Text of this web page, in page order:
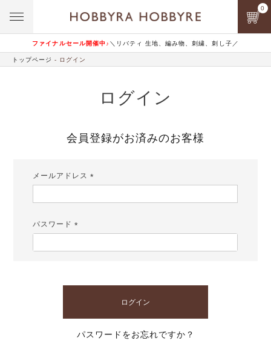
ファイナルセール開催中♪ ＼リバティ 生地、編み物、刺繍、刺し子／
0
トップページ ログイン
ログイン
会員登録がお済みのお客様
メールアドレス
パスワード
ログイン
パスワードをお忘れですか？